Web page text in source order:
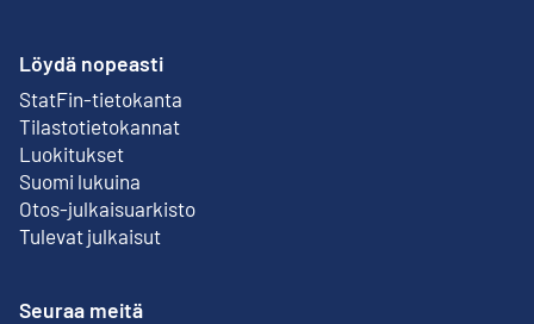
Löydä nopeasti
StatFin-tietokanta
Ulkoinen linkki
Tilastotietokannat
Luokitukset
Suomi lukuina
Otos-julkaisuarkisto
Ulkoinen linkki
Tulevat julkaisut
Seuraa meitä